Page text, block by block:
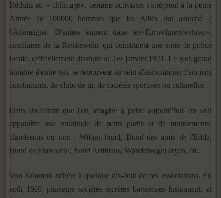
Réduits au « chômage», certains activistes s'intègrent à la petite
Armée de 100000 hommes que les Alliés ont autorisé à
l'Allemagne. D'autres entrent dans les«Einwohnerswehren»,
auxiliaires de la Reichswehr, qui constituent une sorte de police
locale, officiellement dissoute au 1er janvier 1921. Le plus grand
nombre d'entre eux se retrouvent au sein d'associations d'anciens
combattants, de clubs de tir, de sociétés sportives ou culturelles.
Dans un climat que l'on imagine à peine aujourd'hui, on voit
apparaître une multitude de petits partis et de mouvements,
clandestins ou non : Wiking-bund, Bund des amis de l'Edda,
Bund de Franconie, Bund Arminius, Wandervogel aryen, etc.
Von Salomon adhère à quelque dix-huit de ces associations. En
août 1920, plusieurs sociétés secrètes bavaroises fusionnent, et